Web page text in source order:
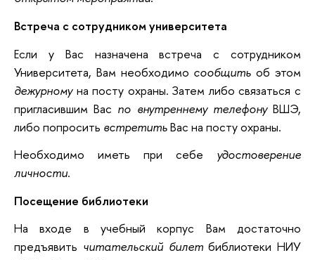
Встреча с сотрудником университета
Если у Вас назначена встреча с сотрудником
Университета, Вам необходимо сообщить об этом
дежурномуна посту охраны. Затем либо связаться с
пригласившим Вас по внутреннему телефонуВШЭ,
либо попросить встретитьВас на посту охраны.
Необходимо иметь при себе удостоверение
личности.
Посещение библиотеки
На входе в учебный корпус Вам достаточно
предъявить читательский билетбиблиотеки НИУ